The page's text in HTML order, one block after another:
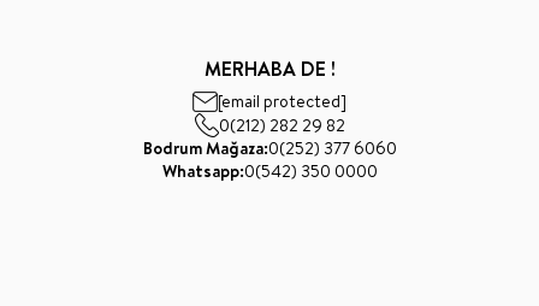
MERHABA DE !
[email protected]
0(212) 282 29 82
Bodrum Mağaza:0(252) 377 6060
Whatsapp:0(542) 350 0000